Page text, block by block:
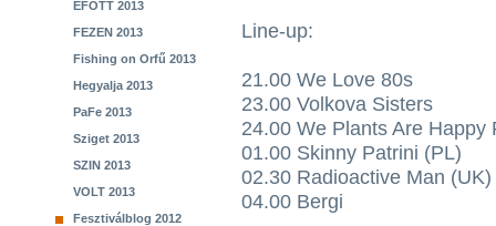
EFOTT 2013
FEZEN 2013
Fishing on Orfű 2013
Hegyalja 2013
PaFe 2013
Sziget 2013
SZIN 2013
VOLT 2013
Fesztiválblog 2012
Line-up:
21.00 We Love 80s
23.00 Volkova Sisters
24.00 We Plants Are Happy
01.00 Skinny Patrini (PL)
02.30 Radioactive Man (UK)
04.00 Bergi